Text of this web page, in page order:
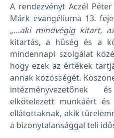
A rendezvényt Aczél
Márk evangéliuma 13.
„…aki mindvégig kitart,
kitartás, a hűség és a
mindennapi szolgálat
hogy ezek az értékek
annak közösségét.
intézményvezetőnek
elkötelezett munkáért
ellátottaknak, akik
a bizonytalansággal teli